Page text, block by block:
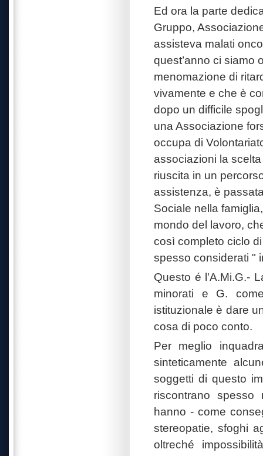
Ed ora la parte
Gruppo,
assisteva malati
quest’anno ci siamo
menomazione di
vivamente e che è
dopo un difficile
una Associazione
occupa di
associazioni la
riuscita in un
assistenza, è
Sociale nella
mondo del lavoro,
così completo ciclo
spesso considerati "
Questo é l'A.Mi.G.-
minorati e G.
istituzionale è dare
cosa di poco conto.
Per meglio
sinteticamente
soggetti di questo
riscontrano
hanno - come
stereopatie, sfoghi
oltreché